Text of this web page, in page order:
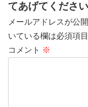
てあげてください
メールアドレスが公
いている欄は必須項
コメント ※